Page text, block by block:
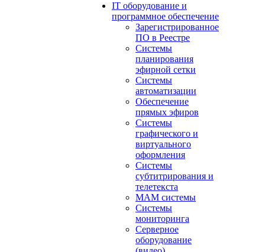
IT оборудование и
программное обеспечение
Зарегистрированное
ПО в Реестре
Системы
планирования
эфирной сетки
Системы
автоматизации
Обеспечение
прямых эфиров
Системы
графического и
виртуального
оформления
Системы
субтитрирования и
телетекста
MAM системы
Системы
мониторинга
Серверное
оборудование